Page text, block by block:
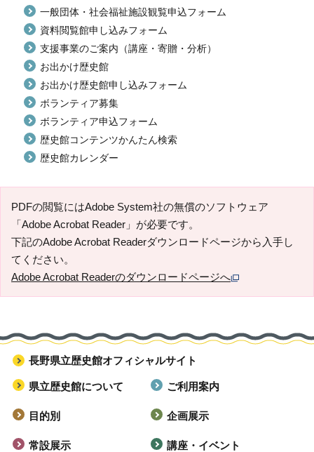
一般団体・社会福祉施設観覧申込フォーム
資料閲覧館申し込みフォーム
支援事業のご案内（講座・寄贈・分析）
お出かけ歴史館
お出かけ歴史館申し込みフォーム
ボランティア募集
ボランティア申込フォーム
歴史館コンテンツかんたん検索
歴史館カレンダー
PDFの閲覧にはAdobe System社の無償のソフトウェア
「Adobe Acrobat Reader」が必要です。
下記のAdobe Acrobat Readerダウンロードページから入手し
てください。
Adobe Acrobat Readerのダウンロードページへ
長野県立歴史館オフィシャルサイト
県立歴史館について ご利用案内
目的別 企画展示
常設展示 講座・イベント